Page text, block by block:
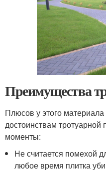
Преимущества
Плюсов у этого
достоинствам
моменты:
Не считается помехой
любое время плитка